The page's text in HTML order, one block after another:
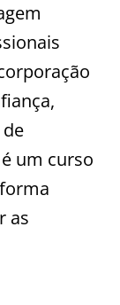
um curso
as